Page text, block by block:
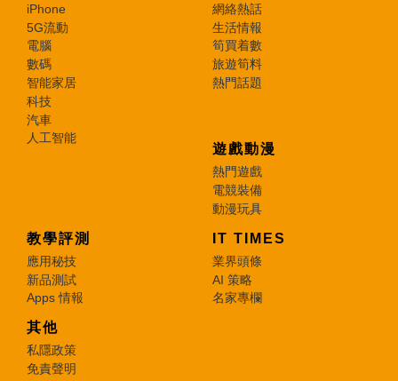
iPhone
5G流動
電腦
數碼
智能家居
科技
汽車
人工智能
網絡熱話
生活情報
筍買着數
旅遊筍料
熱門話題
遊戲動漫
熱門遊戲
電競裝備
動漫玩具
教學評測
應用秘技
新品測試
Apps 情報
IT TIMES
業界頭條
AI 策略
名家專欄
其他
私隱政策
免責聲明